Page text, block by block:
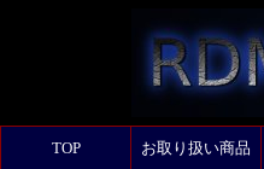
TOP お取り扱い商品